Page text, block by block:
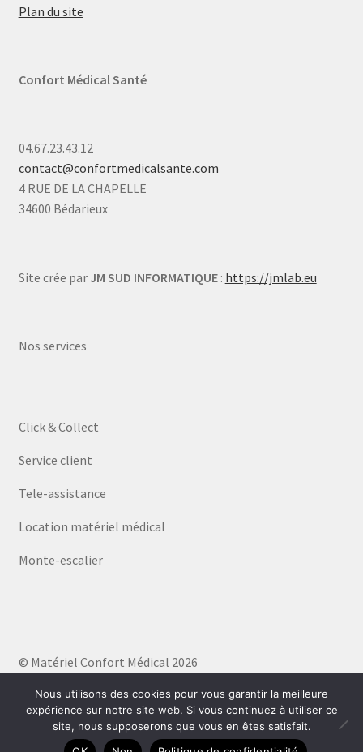
Plan du site
Confort Médical Santé
04.67.23.43.12
contact@confortmedicalsante.com
4 RUE DE LA CHAPELLE
34600 Bédarieux
Site crée par JM SUD INFORMATIQUE: https://jmlab.eu
Nos services
Click & Collect
Service client
Tele-assistance
Location matériel médical
Monte-escalier
© Matériel Confort Médical 2026
Nous utilisons des cookies pour vous garantir la meilleure
expérience sur notre site web. Si vous continuez à utiliser ce
site, nous supposerons que vous en êtes satisfait.